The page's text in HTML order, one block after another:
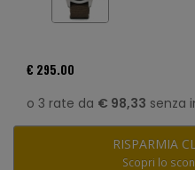
€ 295.00
RISPARMIA
Scopri lo